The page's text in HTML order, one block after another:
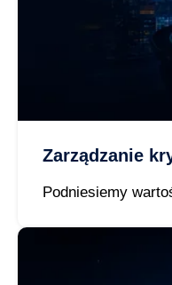
Zarządzanie
Podniesiemy